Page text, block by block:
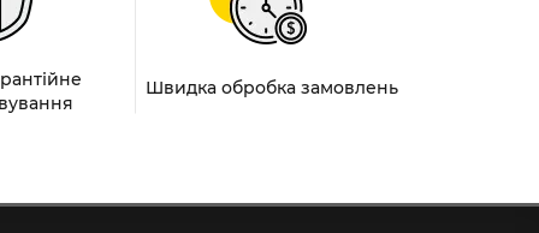
Швидка обробка замовлень